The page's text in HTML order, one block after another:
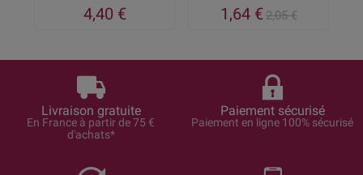
4,40 € 1,64 €2,05 €
Livraison gratuite
En France à partir de 75 €
d'achats*
Paiement sécurisé
Paiement en ligne 100% sécurisé